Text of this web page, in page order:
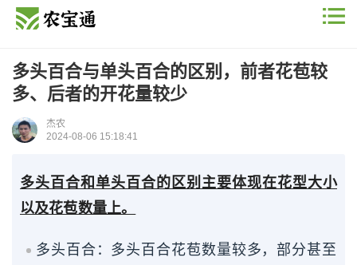
多头百合与单头百合的区别，前者花苞较
多、后者的开花量较少
杰农
2024-08-06 15:18:41
多头百合和单头百合的区别主要体现在花型大小
以及花苞数量上。
多头百合：多头百合花苞数量较多，部分甚至